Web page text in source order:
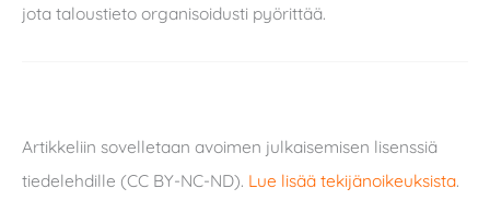
jota taloustieto organisoidusti pyörittää.
Artikkeliin sovelletaan avoimen julkaisemisen lisenssiä
tiedelehdille (CC BY-NC-ND). Lue lisää tekijänoikeuksista.